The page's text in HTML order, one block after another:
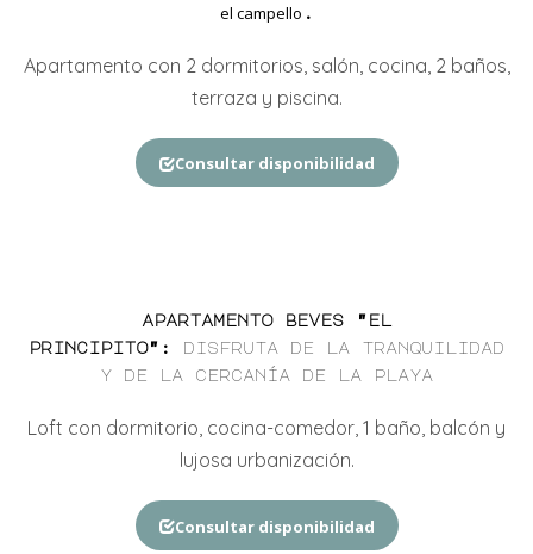
el campello .
Apartamento con 2 dormitorios, salón, cocina, 2 baños
terraza y piscina.
Consultar disponibilidad
apartamento beves "el
principito" :
disfruta de la tranquilidad
y de la cercanía de la playa
Loft con dormitorio, cocina-comedor, 1 baño, balcón y
lujosa urbanización.
Consultar disponibilidad